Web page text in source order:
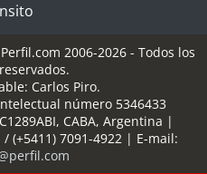
2006-2026 - Todos los
Carlos Piro.
número 5346433
C1289ABI, CABA, Argentina |
/ (+5411) 7091-4922| E-mail: